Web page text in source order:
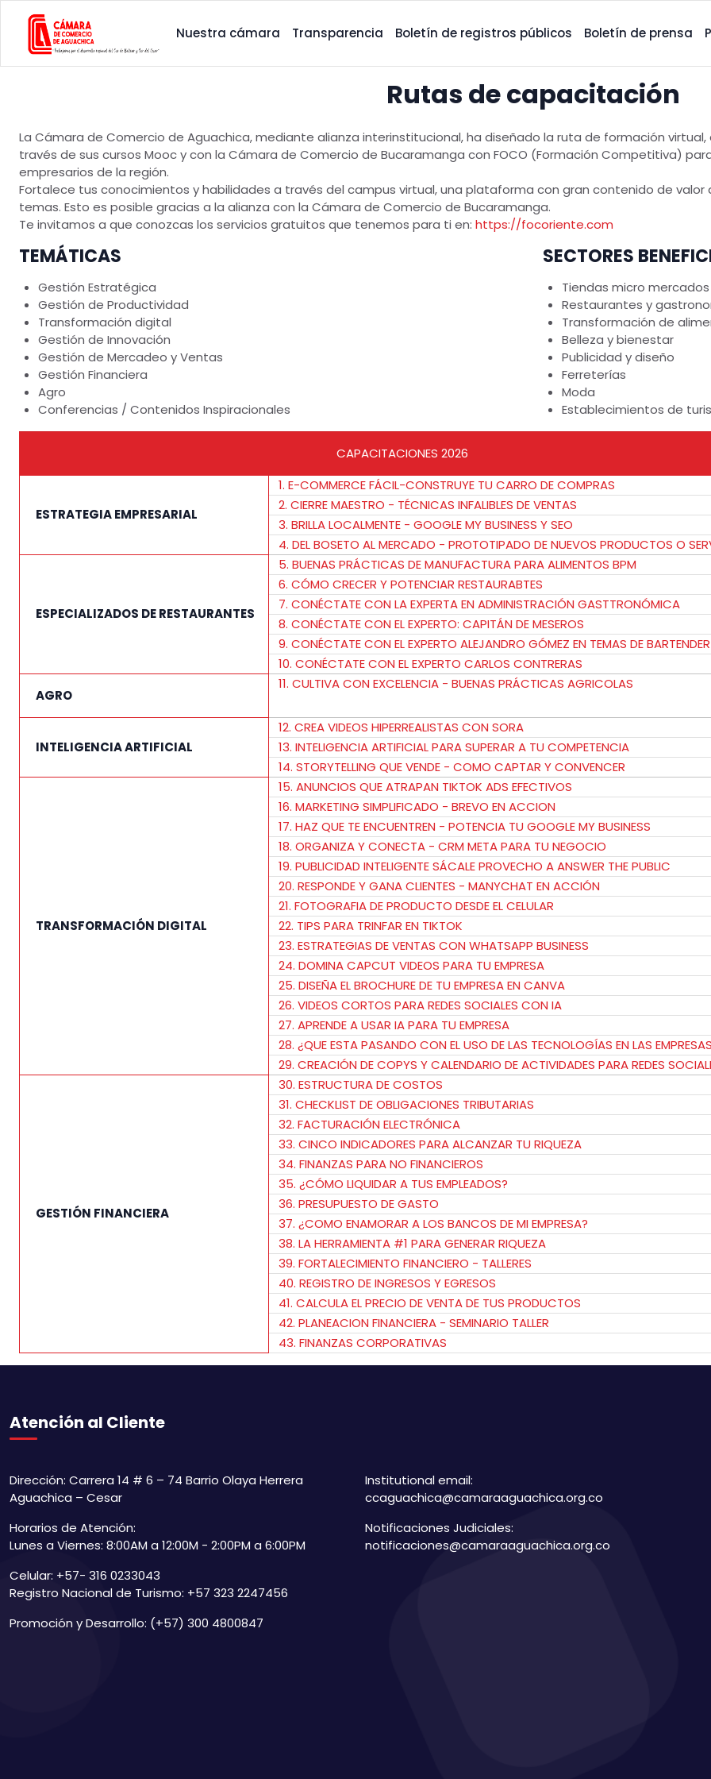
Nuestra cámara Transparencia Boletín de registros públicos Boletín de prensa
Rutas de capacitación
La Cámara de Comercio de Aguachica, mediante alianza interinstitucional, ha diseñado la ruta de formación virtual,
través de sus cursos Mooc y con la Cámara de Comercio de Bucaramanga con FOCO (Formación Competitiva)
empresarios de la región.
Fortalece tus conocimientos y habilidades a través del campus virtual, una plataforma con gran contenido de valor
temas. Esto es posible gracias a la alianza con la Cámara de Comercio de Bucaramanga.
Te invitamos a que conozcas los servicios gratuitos que tenemos para ti en: https://focoriente.com
TEMÁTICAS
Gestión Estratégica
Gestión de Productividad
Transformación digital
Gestión de Innovación
Gestión de Mercadeo y Ventas
Gestión Financiera
Agro
Conferencias / Contenidos Inspiracionales
SECTORES
Tiendas micro
Restaurantes y
Transformación de
Belleza y bienestar
Publicidad y diseño
Ferreterías
Moda
Establecimientos de
CAPACITACIONES 2026
ESTRATEGIA EMPRESARIAL
1. E-COMMERCE FÁCIL-CONSTRUYE TU CARRO DE COMPRAS
2. CIERRE MAESTRO - TÉCNICAS INFALIBLES DE VENTAS
3. BRILLA LOCALMENTE - GOOGLE MY BUSINESS Y SEO
4. DEL BOSETO AL MERCADO - PROTOTIPADO DE NUEVOS PRODUCTOS O
ESPECIALIZADOS DE RESTAURANTES
5. BUENAS PRÁCTICAS DE MANUFACTURA PARA ALIMENTOS BPM
6. CÓMO CRECER Y POTENCIAR RESTAURABTES
7. CONÉCTATE CON LA EXPERTA EN ADMINISTRACIÓN GASTTRONÓMICA
8. CONÉCTATE CON EL EXPERTO: CAPITÁN DE MESEROS
9. CONÉCTATE CON EL EXPERTO ALEJANDRO GÓMEZ EN TEMAS DE BARTENDER
10. CONÉCTATE CON EL EXPERTO CARLOS CONTRERAS
AGRO
11. CULTIVA CON EXCELENCIA - BUENAS PRÁCTICAS AGRICOLAS
INTELIGENCIA ARTIFICIAL
12. CREA VIDEOS HIPERREALISTAS CON SORA
13. INTELIGENCIA ARTIFICIAL PARA SUPERAR A TU COMPETENCIA
14. STORYTELLING QUE VENDE - COMO CAPTAR Y CONVENCER
TRANSFORMACIÓN DIGITAL
15. ANUNCIOS QUE ATRAPAN TIKTOK ADS EFECTIVOS
16. MARKETING SIMPLIFICADO - BREVO EN ACCION
17. HAZ QUE TE ENCUENTREN - POTENCIA TU GOOGLE MY BUSINESS
18. ORGANIZA Y CONECTA - CRM META PARA TU NEGOCIO
19. PUBLICIDAD INTELIGENTE SÁCALE PROVECHO A ANSWER THE PUBLIC
20. RESPONDE Y GANA CLIENTES - MANYCHAT EN ACCIÓN
21. FOTOGRAFIA DE PRODUCTO DESDE EL CELULAR
22. TIPS PARA TRINFAR EN TIKTOK
23. ESTRATEGIAS DE VENTAS CON WHATSAPP BUSINESS
24. DOMINA CAPCUT VIDEOS PARA TU EMPRESA
25. DISEÑA EL BROCHURE DE TU EMPRESA EN CANVA
26. VIDEOS CORTOS PARA REDES SOCIALES CON IA
27. APRENDE A USAR IA PARA TU EMPRESA
28. ¿QUE ESTA PASANDO CON EL USO DE LAS TECNOLOGÍAS EN LAS EMPRESAS
29. CREACIÓN DE COPYS Y CALENDARIO DE ACTIVIDADES PARA REDES
GESTIÓN FINANCIERA
30. ESTRUCTURA DE COSTOS
31. CHECKLIST DE OBLIGACIONES TRIBUTARIAS
32. FACTURACIÓN ELECTRÓNICA
33. CINCO INDICADORES PARA ALCANZAR TU RIQUEZA
34. FINANZAS PARA NO FINANCIEROS
35. ¿CÓMO LIQUIDAR A TUS EMPLEADOS?
36. PRESUPUESTO DE GASTO
37. ¿COMO ENAMORAR A LOS BANCOS DE MI EMPRESA?
38. LA HERRAMIENTA #1 PARA GENERAR RIQUEZA
39. FORTALECIMIENTO FINANCIERO - TALLERES
40. REGISTRO DE INGRESOS Y EGRESOS
41. CALCULA EL PRECIO DE VENTA DE TUS PRODUCTOS
42. PLANEACION FINANCIERA - SEMINARIO TALLER
43. FINANZAS CORPORATIVAS
Atención al Cliente
Dirección: Carrera 14 # 6 – 74 Barrio Olaya Herrera
Aguachica – Cesar
Horarios de Atención:
Lunes a Viernes: 8:00AM a 12:00M - 2:00PM a 6:00PM
Celular: +57- 316 0233043
Registro Nacional de Turismo: +57 323 2247456
Promoción y Desarrollo: (+57) 300 4800847
Institutional email:
ccaguachica@camaraaguachica.org.co
Notificaciones Judiciales:
notificaciones@camaraaguachica.org.co